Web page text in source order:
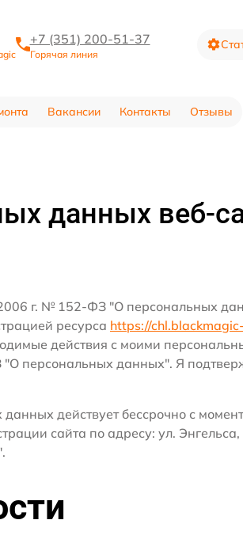
+7 (351) 200-51-37
Горячая линия
Вакансии Контакты Отзывы
данных веб-
г. № 152-ФЗ "О персональных
ресурса https://
действия с моими
персональных данных". Я
действует бессрочно с
сайта по адресу: ул.